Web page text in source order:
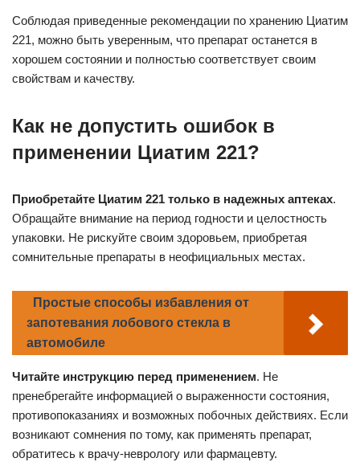
Соблюдая приведенные рекомендации по хранению Циатим
221, можно быть уверенным, что препарат останется в
хорошем состоянии и полностью соответствует своим
свойствам и качеству.
Как не допустить ошибок в
применении Циатим 221?
Приобретайте Циатим 221 только в надежных аптеках.
Обращайте внимание на период годности и целостность
упаковки. Не рискуйте своим здоровьем, приобретая
сомнительные препараты в неофициальных местах.
Простые способы избавления от
запотевания лобового стекла в
автомобиле
Читайте инструкцию перед применением. Не
пренебрегайте информацией о выраженности состояния,
противопоказаниях и возможных побочных действиях. Если
возникают сомнения по тому, как применять препарат,
обратитесь к врачу-неврологу или фармацевту.